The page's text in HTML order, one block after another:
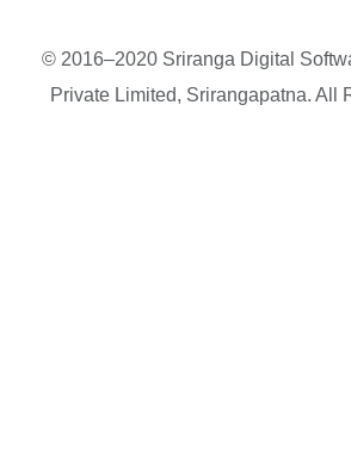
© 2016–2020 Sriranga Digital
Private Limited, Srirangapatna. All